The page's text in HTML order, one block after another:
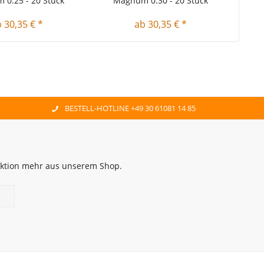
30,35 € * ab 30,35 € *
BESTELL-HOTLINE +49 30 61081 14 85
mehr aus unserem Shop.